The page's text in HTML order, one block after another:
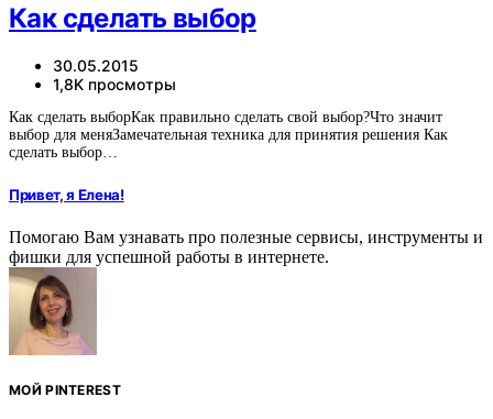
Как сделать выбор
30.05.2015
1,8K просмотры
Как сделать выборКак правильно сделать свой выбор?Что значит
выбор для меняЗамечательная техника для принятия решения Как
сделать выбор…
Привет, я Елена!
Помогаю Вам узнавать про полезные сервисы, инструменты и
фишки для успешной работы в интернете.
МОЙ PINTEREST